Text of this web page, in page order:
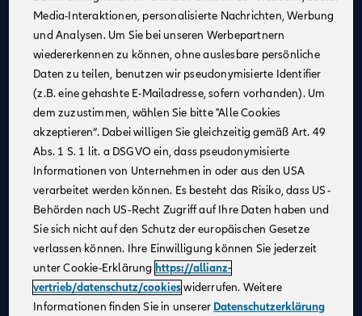
Kontinuierliche Unterstützung : Profitiere von
Schulungen und Coachings durch erfahrene
Mitarbeiter:innen, Trainer:innen und Führungskräfte,
um fachlich und persönlich zu wachsen.
Flexible Arbeitsmöglichkeiten
: Nutze unsere
digitalen Beratungstools, um von überall aus zu
arbeiten und Deine Kundinnen und Kunden
bestmöglich zu betreuen.
Attraktives Vergütungsmodell: Gestalte Dein
Einkommen selbst – durch Fleiß und Engagement
kannst Du über Dein Festgehalt hinaus Provisionen
und leistungsbezogene Sondervergütungen
verdienen.
Karriereentwicklung: Entwickle Dich gezielt weiter –
durch regelmäßige Gespräche und transparente
Media-Interaktionen, personalisierte Nachrichten, Werbung
und Analysen. Um Sie bei unseren Werbepartnern
wiedererkennen zu können, ohne auslesbare persönliche
Daten zu teilen, benutzen wir pseudonymisierte Identifier
(z.B. eine gehashte E-Mailadresse, sofern vorhanden). Um
dem zuzustimmen, wählen Sie bitte "Alle Cookies
akzeptieren“. Dabei willigen Sie gleichzeitig gemäß Art. 49
Abs. 1 S. 1 lit. a DSGVO ein, dass pseudonymisierte
Informationen von Unternehmen in oder aus den USA
verarbeitet werden können. Es besteht das Risiko, dass US-
Behörden nach US-Recht Zugriff auf Ihre Daten haben und
Sie sich nicht auf den Schutz der europäischen Gesetze
verlassen können. Ihre Einwilligung können Sie jederzeit
unter Cookie-Erklärung https://allianz-
vertrieb/datenschutz/cookieswiderrufen. Weitere
Informationen finden Sie in unserer Datenschutzerklärung